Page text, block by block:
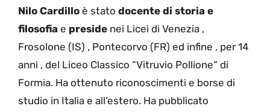
Nilo Cardillo è stato docente di storia e
filosofia e preside nei Licei di Venezia ,
Frosolone (IS) , Pontecorvo (FR) ed infine , per 14
anni , del Liceo Classico “Vitruvio Pollione“ di
Formia. Ha ottenuto riconoscimenti e borse di
studio in Italia e all’estero. Ha pubblicato